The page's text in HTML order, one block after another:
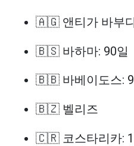
🇦🇬 앤티가 바부
🇧🇸 바하마: 90일
🇧🇧 바베이도스:
🇧🇿 벨리즈
🇨🇷 코스타리카: